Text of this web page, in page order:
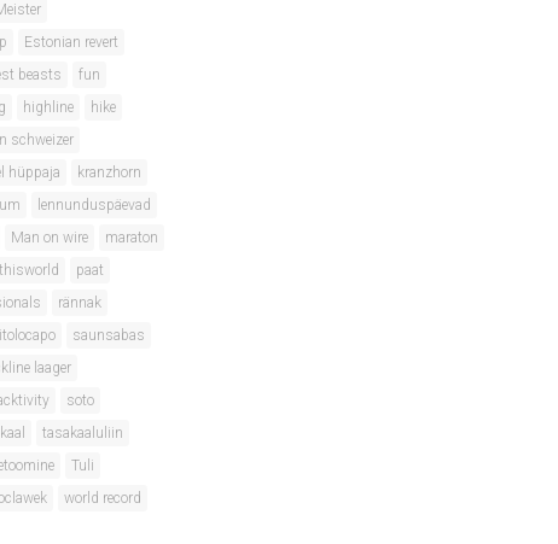
Estonian revert
beasts
fun
highline
hike
schweizer
hüppaja
kranzhorn
lennunduspäevad
Man on wire
maraton
paat
rännak
saunsabas
laager
soto
tasakaaluliin
Tuli
world record